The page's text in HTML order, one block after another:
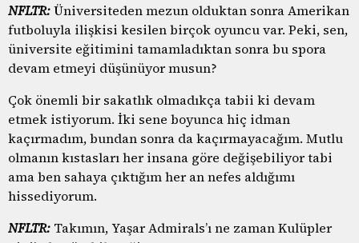
NFLTR:Üniversiteden mezun olduktan sonra Amerikan
futboluyla ilişkisi kesilen birçok oyuncu var. Peki, sen,
üniversite eğitimini tamamladıktan sonra bu spora
devam etmeyi düşünüyor musun?
Çok önemli bir sakatlık olmadıkça tabii ki devam
etmek istiyorum. İki sene boyunca hiç idman
kaçırmadım, bundan sonra da kaçırmayacağım. Mutlu
olmanın kıstasları her insana göre değişebiliyor tabi
ama ben sahaya çıktığım her an nefes aldığımı
hissediyorum.
NFLTR: Takımın, Yaşar Admirals’ı ne zaman Kulüpler